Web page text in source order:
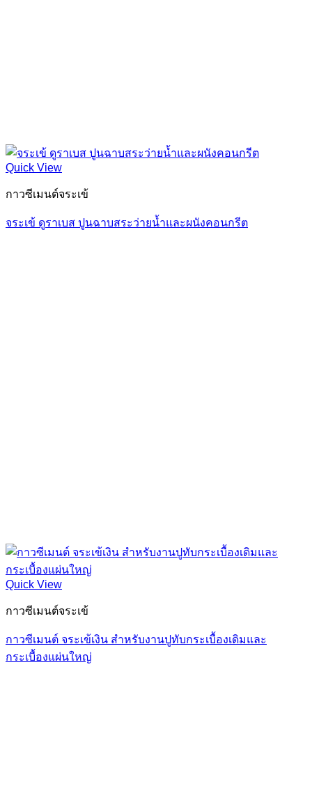
Quick View
กาวซีเมนต์จระเข้
จระเข้ ดูราเบส ปูนฉาบสระว่ายน้ำและผนังคอนกรีต
Quick View
กาวซีเมนต์จระเข้
กาวซีเมนต์ จระเข้เงิน สำหรับงานปูทับกระเบื้องเดิมและ
กระเบื้องแผ่นใหญ่